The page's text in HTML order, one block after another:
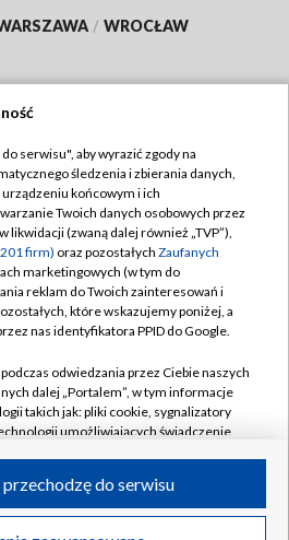
/ WROCŁAW
TVP
TVP
prywatności
Moje zgody
Pomoc
Kontakt
Kanały
Polska S.A. w likwidacji
serwisu", aby wyrazić zgody na
śledzenia i zbierania danych,
końcowym i ich
Twoich danych osobowych przez
likwidacji (zwaną dalej również „TVP”),
firm) oraz pozostałych Zaufanych
marketingowych (w tym do
reklam do Twoich zainteresowań i
które wskazujemy poniżej, a
nas identyfikatora PPID do Google.
odwiedzania przez Ciebie naszych
dalej „Portalem”, w tym informacje
takich jak: pliki cookie, sygnalizatory
umożliwiających świadczenie
odwiedzania przez Ciebie
do serwisu